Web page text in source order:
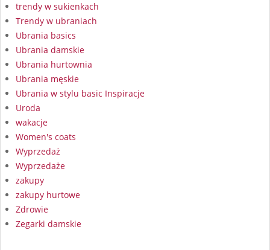
trendy w sukienkach
Trendy w ubraniach
Ubrania basics
Ubrania damskie
Ubrania hurtownia
Ubrania męskie
Ubrania w stylu basic Inspiracje
Uroda
wakacje
Women's coats
Wyprzedaż
Wyprzedaże
zakupy
zakupy hurtowe
Zdrowie
Zegarki damskie